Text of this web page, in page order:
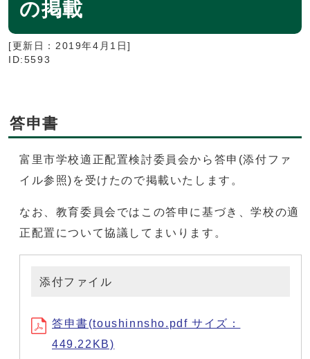
の掲載
[更新日： 2019年4月1日]
ID:5593
答申書
富里市学校適正配置検討委員会から答申(添付ファ
イル参照)を受けたので掲載いたします。
なお、教育委員会ではこの答申に基づき、学校の適
正配置について協議してまいります。
添付ファイル
答申書(toushinnsho.pdf サイズ：
449.22KB)